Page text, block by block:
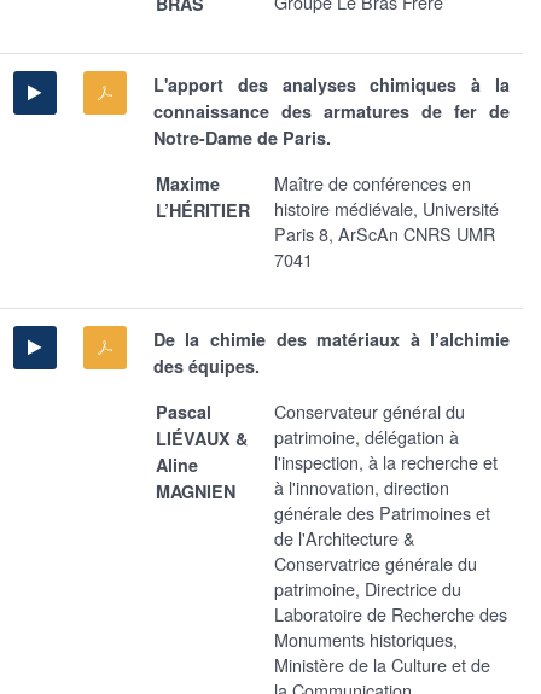
L'apport des analyses chimiques à la
connaissance des armatures de fer de
Notre-Dame de Paris.
Maxime
L’HÉRITIER
Maître de conférences en
histoire médiévale, Université
Paris 8, ArScAn CNRS UMR
7041
De la chimie des matériaux à l’alchimie
des équipes.
Pascal
LIÉVAUX &
Aline
MAGNIEN
Conservateur général du
patrimoine, délégation à
l'inspection, à la recherche et
à l'innovation, direction
générale des Patrimoines et
de l'Architecture &
Conservatrice générale du
patrimoine, Directrice du
Laboratoire de Recherche des
Monuments historiques,
Ministère de la Culture et de